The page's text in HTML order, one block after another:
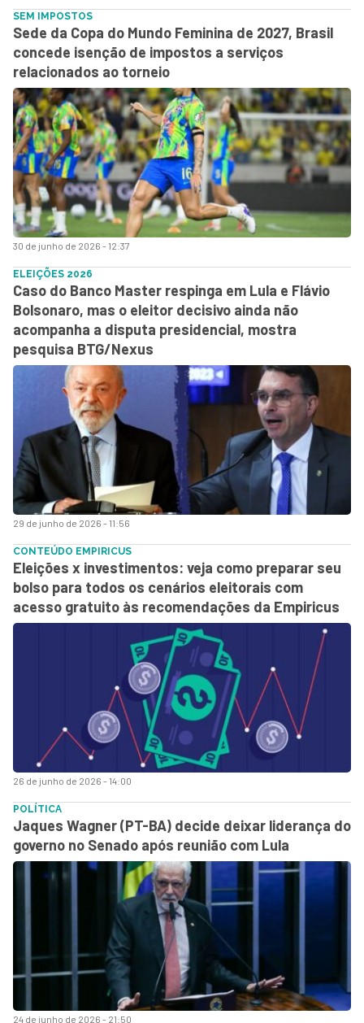
30 de junho de 2026 - 12:37
SEM IMPOSTOS
Sede da Copa do Mundo Feminina de 2027, Brasil
concede isenção de impostos a serviços
relacionados ao torneio
29 de junho de 2026 - 11:56
ELEIÇÕES 2026
Caso do Banco Master respinga em Lula e Flávio
Bolsonaro, mas o eleitor decisivo ainda não
acompanha a disputa presidencial, mostra
pesquisa BTG/Nexus
26 de junho de 2026 - 14:00
CONTEÚDO EMPIRICUS
Eleições x investimentos: veja como preparar seu
bolso para todos os cenários eleitorais com
acesso gratuito às recomendações da Empiricus
24 de junho de 2026 - 21:50
POLÍTICA
Jaques Wagner (PT-BA) decide deixar liderança do
governo no Senado após reunião com Lula